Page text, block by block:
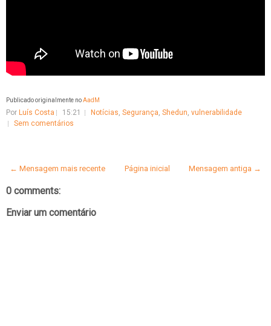
Publicado originalmente noAadM
Por Luís Costa 15:21 Notícias, Segurança, Shedun, vulnerabilidade
Sem comentários
← Mensagem mais recente Mensagem antiga →
Página inicial
0 comments:
Enviar um comentário